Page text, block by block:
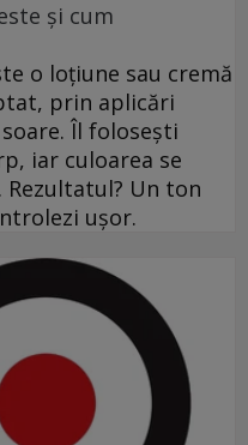
și cum
o loțiune sau cremă
prin aplicări
Îl folosești
iar culoarea se
Rezultatul? Un ton
ușor.